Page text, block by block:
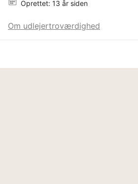
Oprettet: 13 år siden
Om udlejertroværdighed